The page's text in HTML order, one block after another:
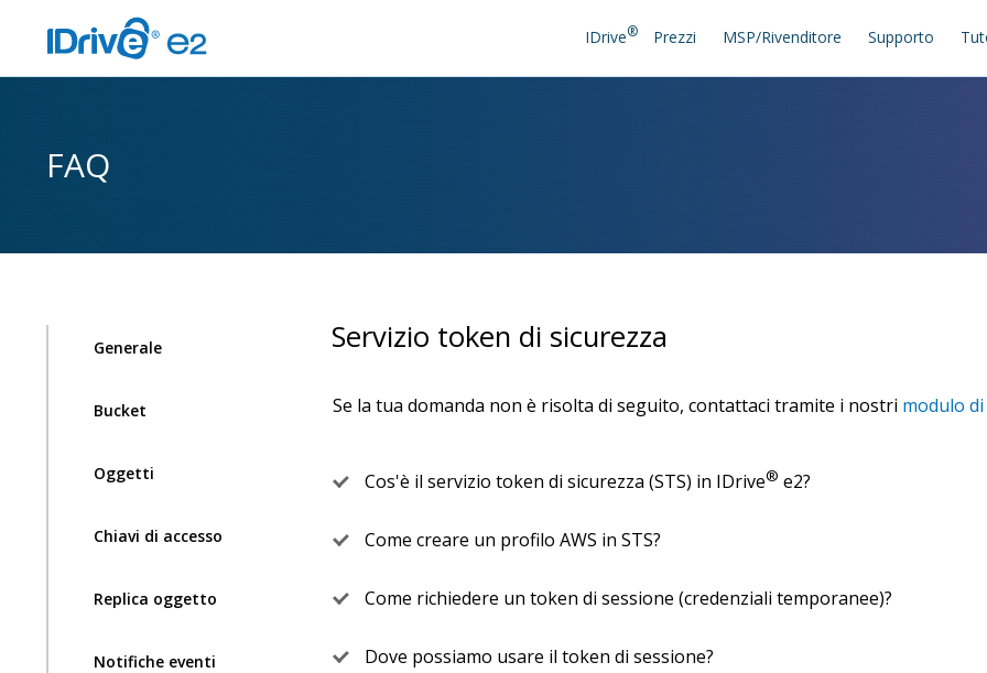
IDrive® Prezzi MSP/Rivenditore Supporto
FAQ
Generale
Bucket
Oggetti
Chiavi di accesso
Replica oggetto
Notifiche eventi
Servizio token di sicurezza
Se la tua domanda non è risolta di seguito, contattaci tramite i nostri modulo
Cos'è il servizio token di sicurezza (STS) in IDrive® e2?
Come creare un profilo AWS in STS?
Come richiedere un token di sessione (credenziali temporanee)?
Dove possiamo usare il token di sessione?